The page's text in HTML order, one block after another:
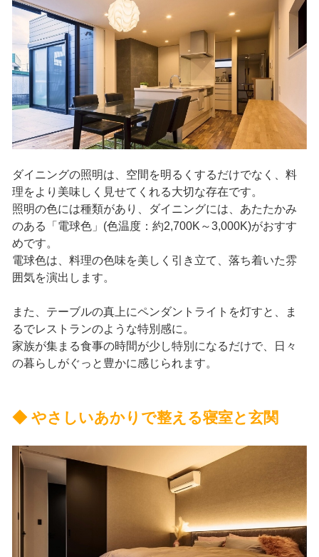
ダイニングの照明は、空間を明るくするだけでなく、料
理をより美味しく見せてくれる大切な存在です。
照明の色には種類があり、ダイニングには、あたたかみ
のある「電球色」(色温度：約2,700K～3,000K)がおすす
めです。
電球色は、料理の色味を美しく引き立て、落ち着いた雰
囲気を演出します。
また、テーブルの真上にペンダントライトを灯すと、ま
るでレストランのような特別感に。
家族が集まる食事の時間が少し特別になるだけで、日々
の暮らしがぐっと豊かに感じられます。
◆ やさしいあかりで整える寝室と玄関